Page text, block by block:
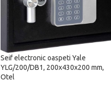
Seif electronic oaspeti Yale
YLG/200/DB1, 200x430x200 mm,
Otel